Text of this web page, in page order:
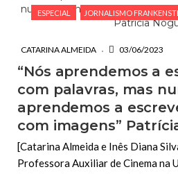
ESPECIAL JORNALISMO
CATARINA ALMEIDA 03/06/2023
“Nós aprendemos a
com palavras, mas
aprendemos a
com imagens”
[Catarina Almeida e Inês Diana
Professora Auxiliar de Cinema na